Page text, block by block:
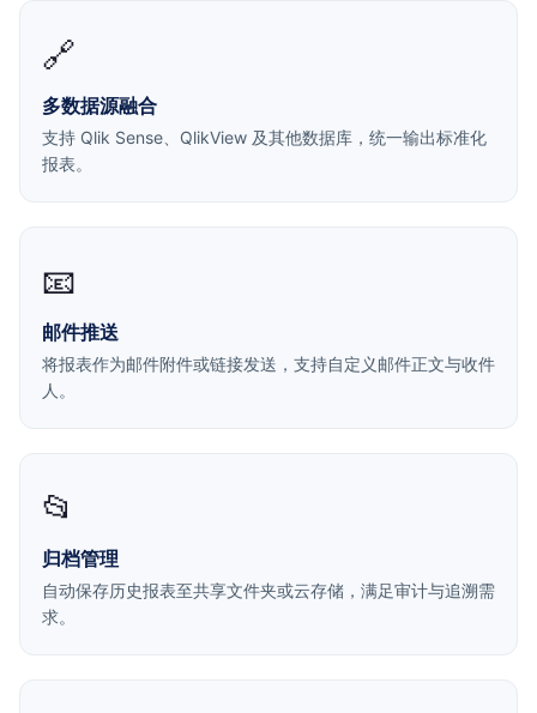
🔗
多数据源融合
支持 Qlik Sense、QlikView 及其他数据库，统一输出标准化
报表。
📧
邮件推送
将报表作为邮件附件或链接发送，支持自定义邮件正文与收件
人。
📂
归档管理
自动保存历史报表至共享文件夹或云存储，满足审计与追溯需
求。